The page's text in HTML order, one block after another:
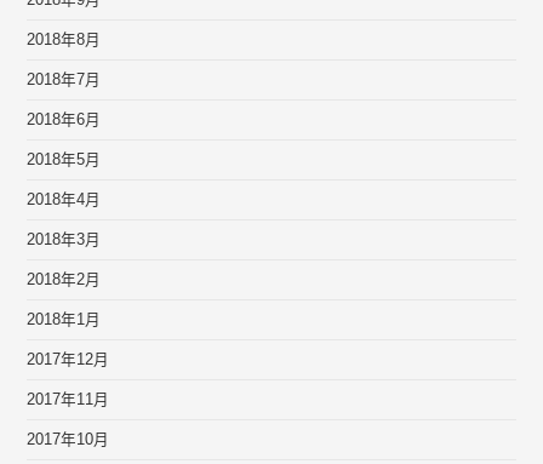
2018年8月
2018年7月
2018年6月
2018年5月
2018年4月
2018年3月
2018年2月
2018年1月
2017年12月
2017年11月
2017年10月